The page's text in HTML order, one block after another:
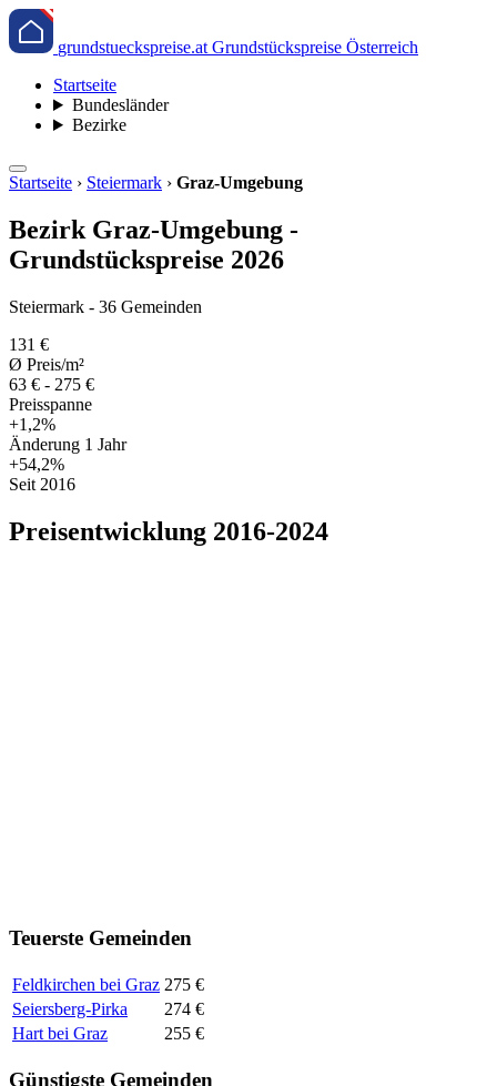
grundstueckspreise.at Grundstückspreise Österreich
Startseite
Bundesländer
Bezirke
Startseite › Steiermark › Graz-Umgebung
Bezirk Graz-Umgebung -
Grundstückspreise 2026
Steiermark - 36 Gemeinden
131 €
Ø Preis/m²
63 € - 275 €
Preisspanne
+1,2%
Änderung 1 Jahr
+54,2%
Seit 2016
Preisentwicklung 2016-2024
Teuerste Gemeinden
Feldkirchen bei Graz 275 €
Seiersberg-Pirka
274 €
Hart bei Graz
255 €
Günstigste Gemeinden